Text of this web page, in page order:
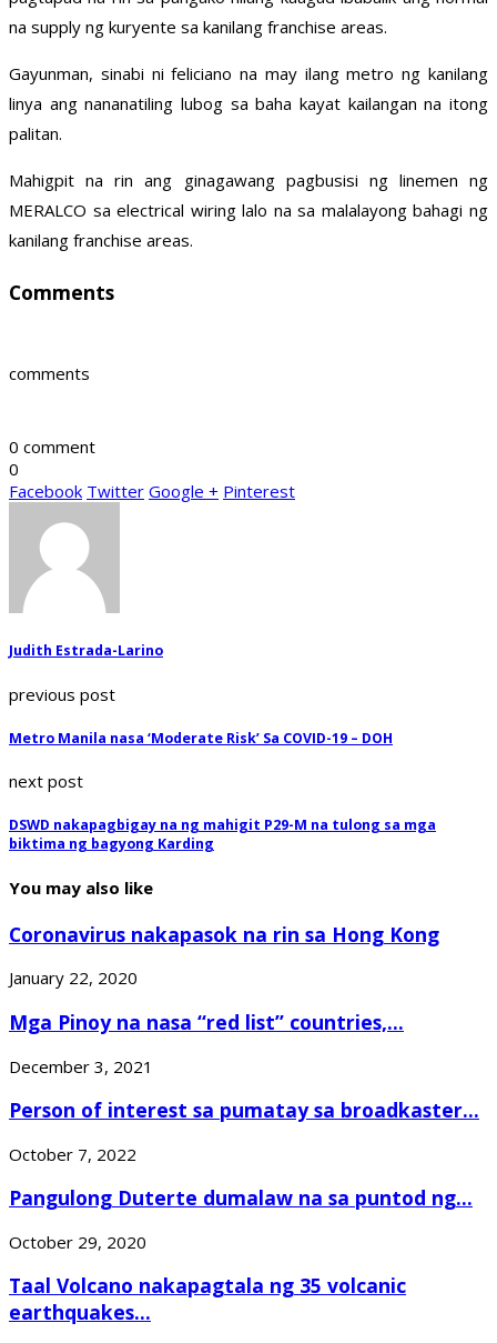
na supply ng kuryente sa kanilang franchise areas.
Gayunman, sinabi ni feliciano na may ilang metro ng kanilang
linya ang nananatiling lubog sa baha kayat kailangan na itong
palitan.
Mahigpit na rin ang ginagawang pagbusisi ng linemen ng
MERALCO sa electrical wiring lalo na sa malalayong bahagi ng
kanilang franchise areas.
Comments
comments
0 comment
0
Facebook Twitter Google + Pinterest
Judith Estrada-Larino
previous post
Metro Manila nasa ‘Moderate Risk’ Sa COVID-19 – DOH
next post
DSWD nakapagbigay na ng mahigit P29-M na tulong sa mga
biktima ng bagyong Karding
You may also like
Coronavirus nakapasok na rin sa Hong Kong
January 22, 2020
Mga Pinoy na nasa “red list” countries,...
December 3, 2021
Person of interest sa pumatay sa broadkaster...
October 7, 2022
Pangulong Duterte dumalaw na sa puntod ng...
October 29, 2020
Taal Volcano nakapagtala ng 35 volcanic
earthquakes...